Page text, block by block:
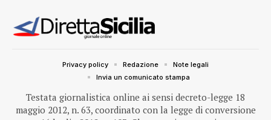
Testata giornalistica online ai sensi decreto-legge 18
maggio 2012, n. 63, coordinato con la legge di conversione
Privacy policy Redazione
Note legali
Invia un comunicato stampa